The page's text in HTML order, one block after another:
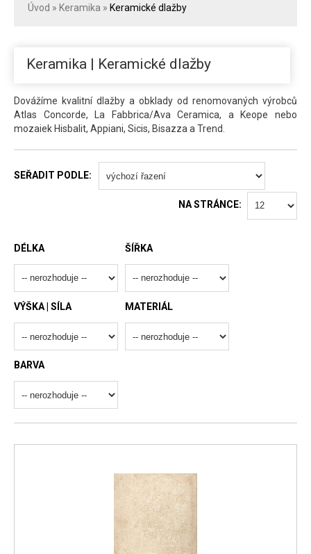
Úvod » Keramika » Keramické dlažby
Keramika | Keramické dlažby
Dovážíme kvalitní dlažby a obklady od renomovaných výrobců
Atlas Concorde, La Fabbrica/Ava Ceramica, a Keope nebo
mozaiek Hisbalit, Appiani, Sicis, Bisazza a Trend.
SEŘADIT PODLE:
NA STRÁNCE:
DÉLKA ŠÍŘKA
VÝŠKA | SÍLA MATERIÁL
BARVA